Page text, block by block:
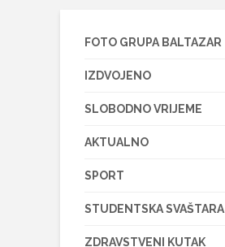
FOTO GRUPA BALTAZAR
IZDVOJENO
SLOBODNO VRIJEME
AKTUALNO
SPORT
STUDENTSKA SVAŠTARA
ZDRAVSTVENI KUTAK